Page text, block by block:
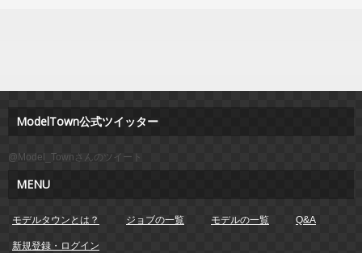
ModelTown公式ツイッター
@Model_Townさんのツイート
MENU
モデルタウンとは？ ジョブの一覧 モデルの一覧 Q&A
新規登録・ログイン